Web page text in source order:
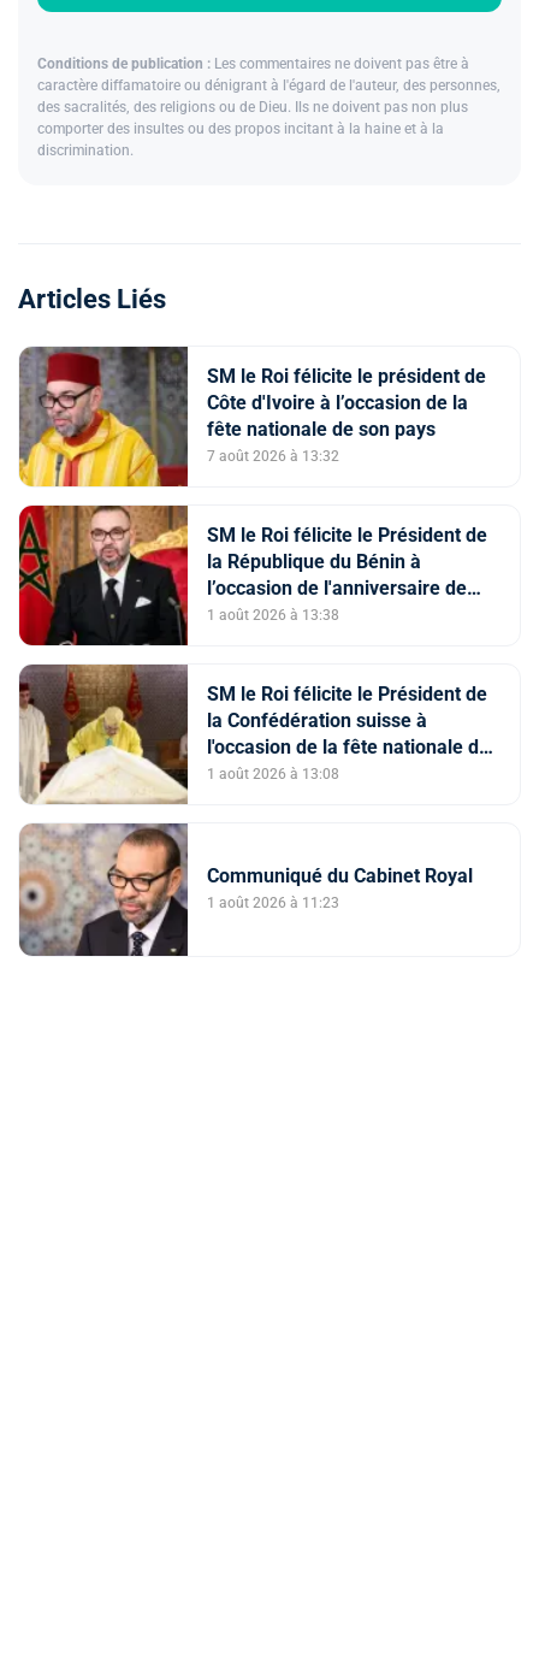
Conditions de publication : Les commentaires ne doivent pas être à
caractère diffamatoire ou dénigrant à l'égard de l'auteur, des personnes,
des sacralités, des religions ou de Dieu. Ils ne doivent pas non plus
comporter des insultes ou des propos incitant à la haine et à la
discrimination.
Articles Liés
SM le Roi félicite le président de
Côte d'Ivoire à l’occasion de la
fête nationale de son pays
7 août 2026 à 13:32
SM le Roi félicite le Président de
la République du Bénin à
l’occasion de l'anniversaire de
l’Indépendance de son pays
1 août 2026 à 13:38
SM le Roi félicite le Président de
la Confédération suisse à
l'occasion de la fête nationale de
son pays
1 août 2026 à 13:08
Communiqué du Cabinet Royal
1 août 2026 à 11:23